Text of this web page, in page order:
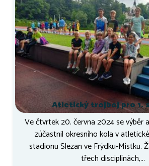
Atletický trojboj pro 1.
Ve čtvrtek 20. června 2024 se výběr
zúčastnil okresního kola v
stadionu Slezan ve Frýdku-Místku.
třech disciplínách,...